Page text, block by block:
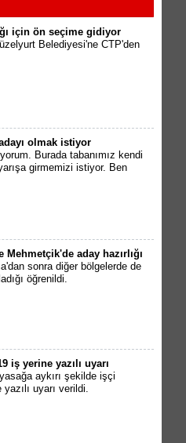
için ön seçime gidiyor
Belediyesi'ne CTP'den
olmak istiyor
Burada tabanımız kendi
girmemizi istiyor. Ben
aday hazırlığı
sonra diğer bölgelerde de
öğrenildi.
iş yerine yazılı uyarı
aykırı şekilde işçi
uyarı verildi.